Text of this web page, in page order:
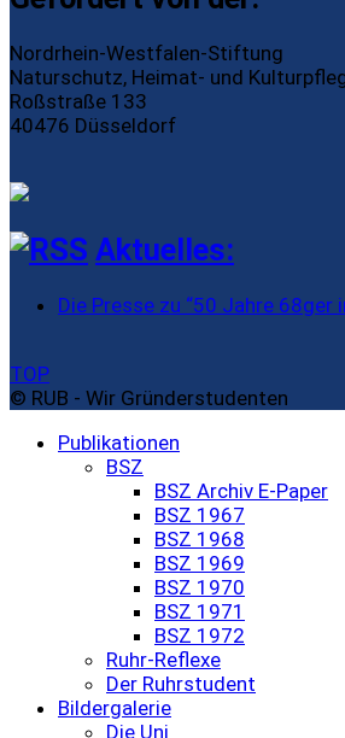
Nordrhein-Westfalen-Stiftung
Naturschutz, Heimat- und
Roßstraße 133
40476 Düsseldorf
Aktuelles:
Die Presse zu “50 Jahre 68ger
TOP
© RUB - Wir Gründerstudenten
Publikationen
BSZ
BSZ Archiv E-Paper
BSZ 1967
BSZ 1968
BSZ 1969
BSZ 1970
BSZ 1971
BSZ 1972
Ruhr-Reflexe
Der Ruhrstudent
Bildergalerie
Die Uni